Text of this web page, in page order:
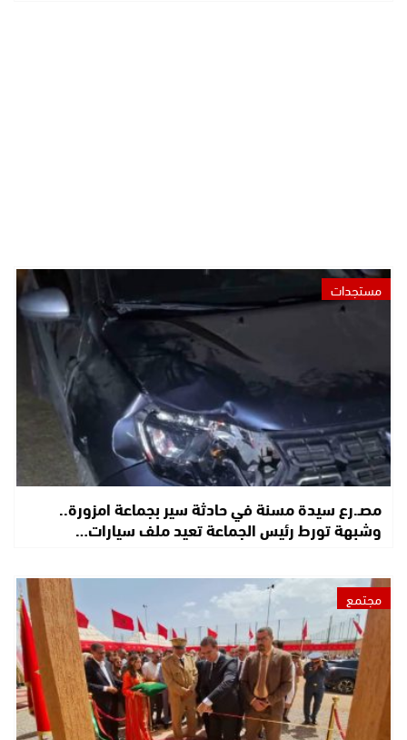
مستجدات
مصـ.رع سيدة مسنة في حادثة سير بجماعة امزورة..
وشبهة تورط رئيس الجماعة تعيد ملف سيارات…
مجتمع